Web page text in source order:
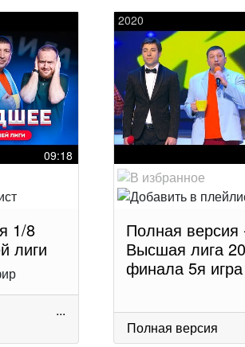
09:18
1/8
лиги
...
2020
Полная
Высшая лига
финала 5я игра
Полная версия